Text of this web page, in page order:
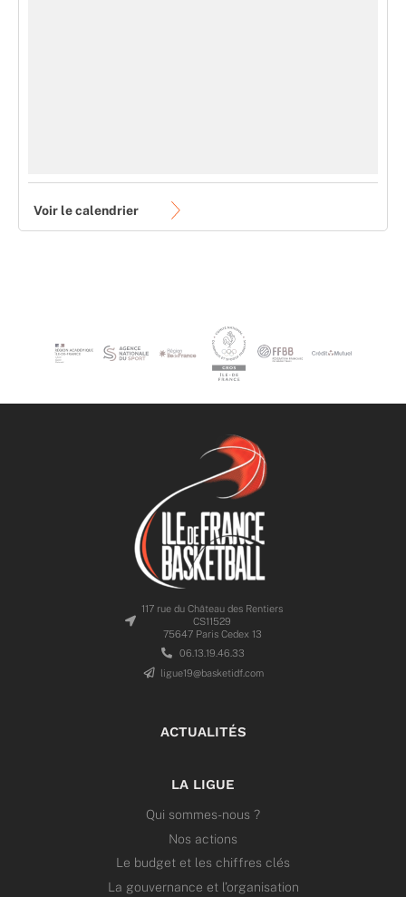
Voir le calendrier
117 rue du Château des Rentiers
CS11529
75647 Paris Cedex 13
06.13.19.46.33
ligue19@basketidf.com
ACTUALITÉS
LA LIGUE
Qui sommes-nous ?
Nos actions
Le budget et les chiffres clés
La gouvernance et l’organisation